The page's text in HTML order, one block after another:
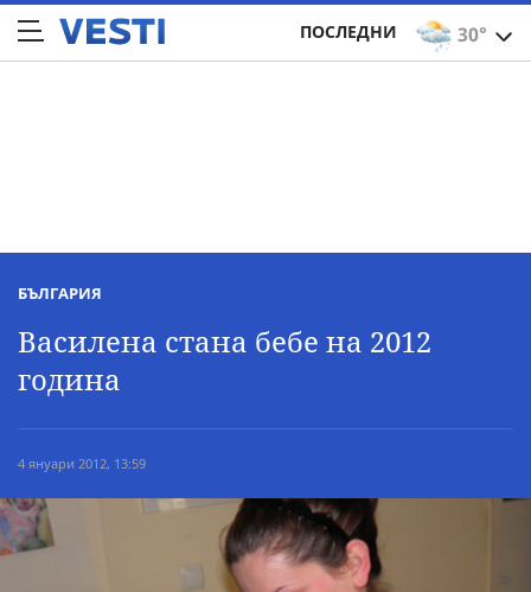
30°
ПОСЛЕДНИ
БЪЛГАРИЯ
Василена стана бебе на 2012
година
4 януари 2012, 13:59